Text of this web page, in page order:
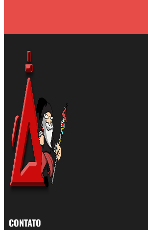
CONTATO